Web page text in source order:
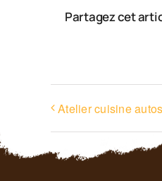
Partagez cet
Atelier cuisine